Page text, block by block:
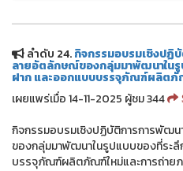
ลำดับ 24.กิจกรรมอบรมเชิงป
ลายอัตลักษณ์ของกลุ่มมาพัฒนาใน
ฝาก และออกแบบบรรจุภัณฑ์ผลิตภั
เผยแพร่เมื่อ 14-11-2025 ผู้ชม 344
กิจกรรมอบรมเชิงปฏิบัติการการพั
ของกลุ่มมาพัฒนาในรูปแบบของที่ระ
บรรจุภัณฑ์ผลิตภัณฑ์ใหม่และการถ่าย